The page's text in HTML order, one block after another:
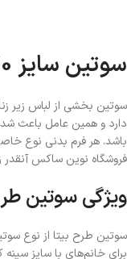
سوتین سایز 70 طرح بیتا
سوتین بخشی از لباس زیر
دارد و همین عامل باعث
باشد. هر فرم بدنی نوع
فروشگاه نوین ساکس
ویژگی سوتین طرح
سوتین طرح بیتا از نوع
برای خانم‌های با سایز